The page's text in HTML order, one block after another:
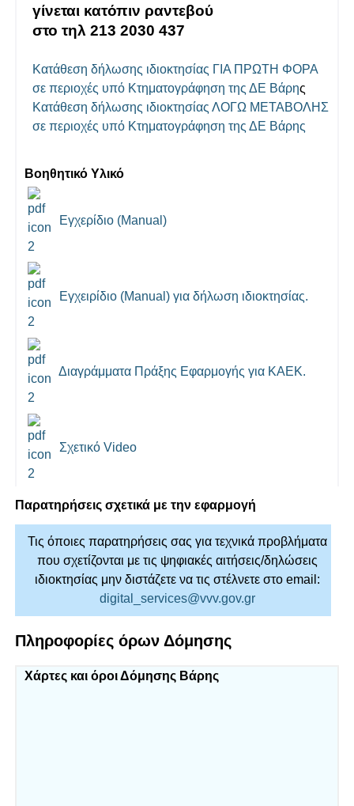
γίνεται κατόπιν ραντεβού
στο τηλ 213 2030 437
Κατάθεση δήλωσης ιδιοκτησίας ΓΙΑ ΠΡΩΤΗ ΦΟΡΑ
σε περιοχές υπό Κτηματογράφηση της ΔΕ Βάρης
Κατάθεση δήλωσης ιδιοκτησίας ΛΟΓΩ ΜΕΤΑΒΟΛΗΣ
σε περιοχές υπό Κτηματογράφηση της ΔΕ Βάρης
Βοηθητικό Υλικό
Εγχερίδιο (Manual)
Εγχειρίδιο (Manual) για δήλωση ιδιοκτησίας.
Διαγράμματα Πράξης Εφαρμογής για ΚΑΕΚ.
Σχετικό Video
Παρατηρήσεις σχετικά με την εφαρμογή
Τις όποιες παρατηρήσεις σας για τεχνικά προβλήματα
που σχετίζονται με τις ψηφιακές αιτήσεις/δηλώσεις
ιδιοκτησίας μην διστάζετε να τις στέλνετε στο email:
digital_services@vvv.gov.gr
Πληροφορίες όρων Δόμησης
Χάρτες και όροι Δόμησης Βάρης